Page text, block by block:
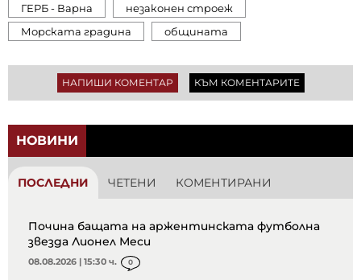
ГЕРБ - Варна
незаконен строеж
Морската градина
общината
НАПИШИ КОМЕНТАР КЪМ КОМЕНТАРИТЕ
НОВИНИ
ПОСЛЕДНИ ЧЕТЕНИ КОМЕНТИРАНИ
Почина бащата на аржентинската футболна
звезда Лионел Меси
08.08.2026 | 15:30 ч. 0